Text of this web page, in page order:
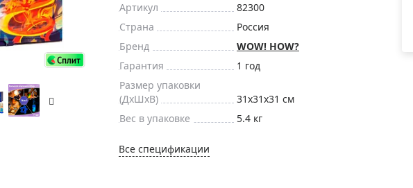
Фонари
Элементы питания, карты памяти
Экшн-камеры
Фотооборудование
Артикул
82300
Страна
Россия
Бренд
WOW! HOW?
Гарантия
1 год
Размер упаковки
(ДxШxВ)
31x31x31 см
Вес в упаковке
5.4 кг
Все спецификации